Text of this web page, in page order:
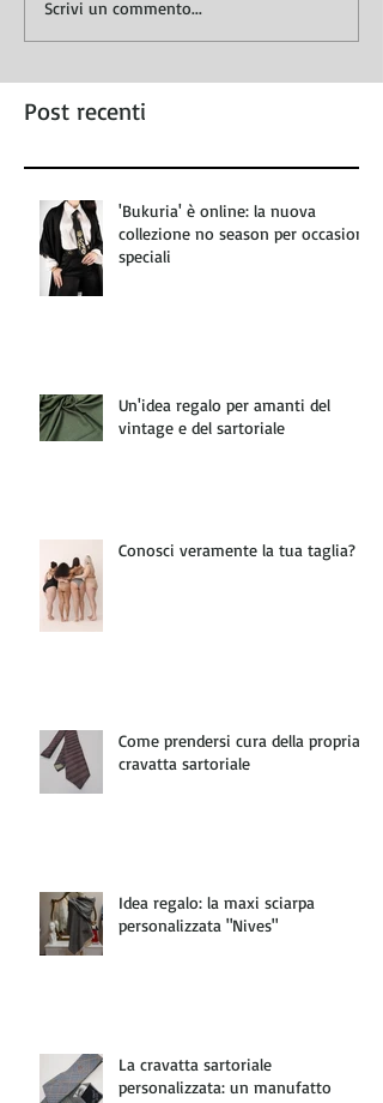
Scrivi un commento...
Post recenti
'Bukuria' è online: la nuova
collezione no season per occasioni
speciali
Un'idea regalo per amanti del
vintage e del sartoriale
Conosci veramente la tua taglia?
Come prendersi cura della propria
cravatta sartoriale
Idea regalo: la maxi sciarpa
personalizzata "Nives"
La cravatta sartoriale
personalizzata: un manufatto